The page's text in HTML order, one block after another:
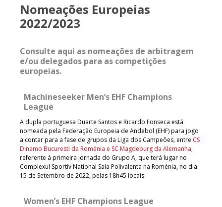
Nomeações Europeias
2022/2023
Consulte aqui as nomeações de arbitragem
e/ou delegados para as competições
europeias.
Machineseeker Men’s EHF Champions
League
A dupla portuguesa Duarte Santos e Ricardo Fonseca está
nomeada pela Federação Europeia de Andebol (EHF) para jogo
a contar para a fase de grupos da Liga dos Campeões, entre CS
Dinamo Bucuresti da Roménia e SC Magdeburg da Alemanha,
referente à primeira jornada do Grupo A, que terá lugar no
Complexul Sportiv National Sala Polivalenta na Roménia, no dia
15 de Setembro de 2022, pelas 18h45 locais.
Women’s EHF Champions League